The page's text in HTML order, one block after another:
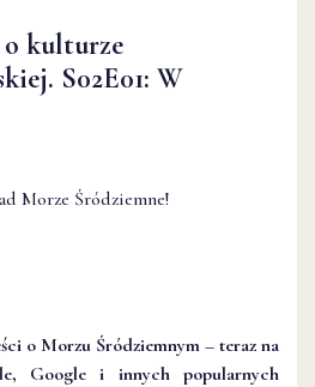
o kulturze
S02E01: W
Morze Śródziemne!
o Morzu Śródziemnym – teraz na
Google i innych popularnych